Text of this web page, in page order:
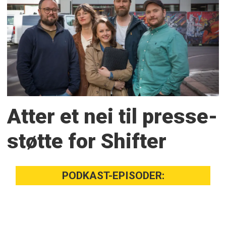
Atter et nei til presse­
støtte for Shifter
PODKAST-EPISODER: